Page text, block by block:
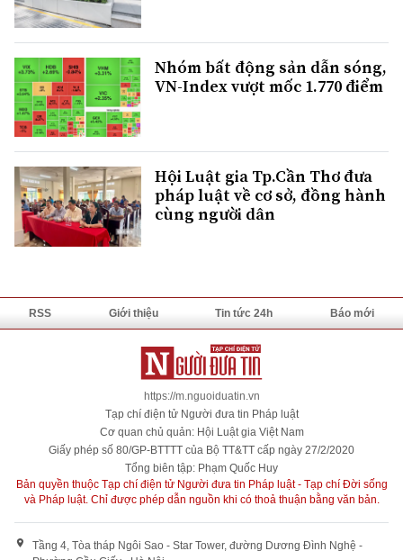
Nhóm bất động sản dẫn sóng,
VN-Index vượt mốc 1.770 điểm
Hội Luật gia Tp.Cần Thơ đưa
pháp luật về cơ sở, đồng hành
cùng người dân
RSS Giới thiệu Tin tức 24h Báo mới
https://m.nguoiduatin.vn
Tạp chí điện tử Người đưa tin Pháp luật
Cơ quan chủ quản: Hội Luật gia Việt Nam
Giấy phép số 80/GP-BTTTT của Bộ TT&TT cấp ngày 27/2/2020
Tổng biên tập: Phạm Quốc Huy
Bản quyền thuộc Tạp chí điện tử Người đưa tin Pháp luật - Tạp chí Đời sống
và Pháp luật. Chỉ được phép dẫn nguồn khi có thoả thuận bằng văn bản.
Tầng 4, Tòa tháp Ngôi Sao - Star Tower, đường Dương Đình Nghệ -